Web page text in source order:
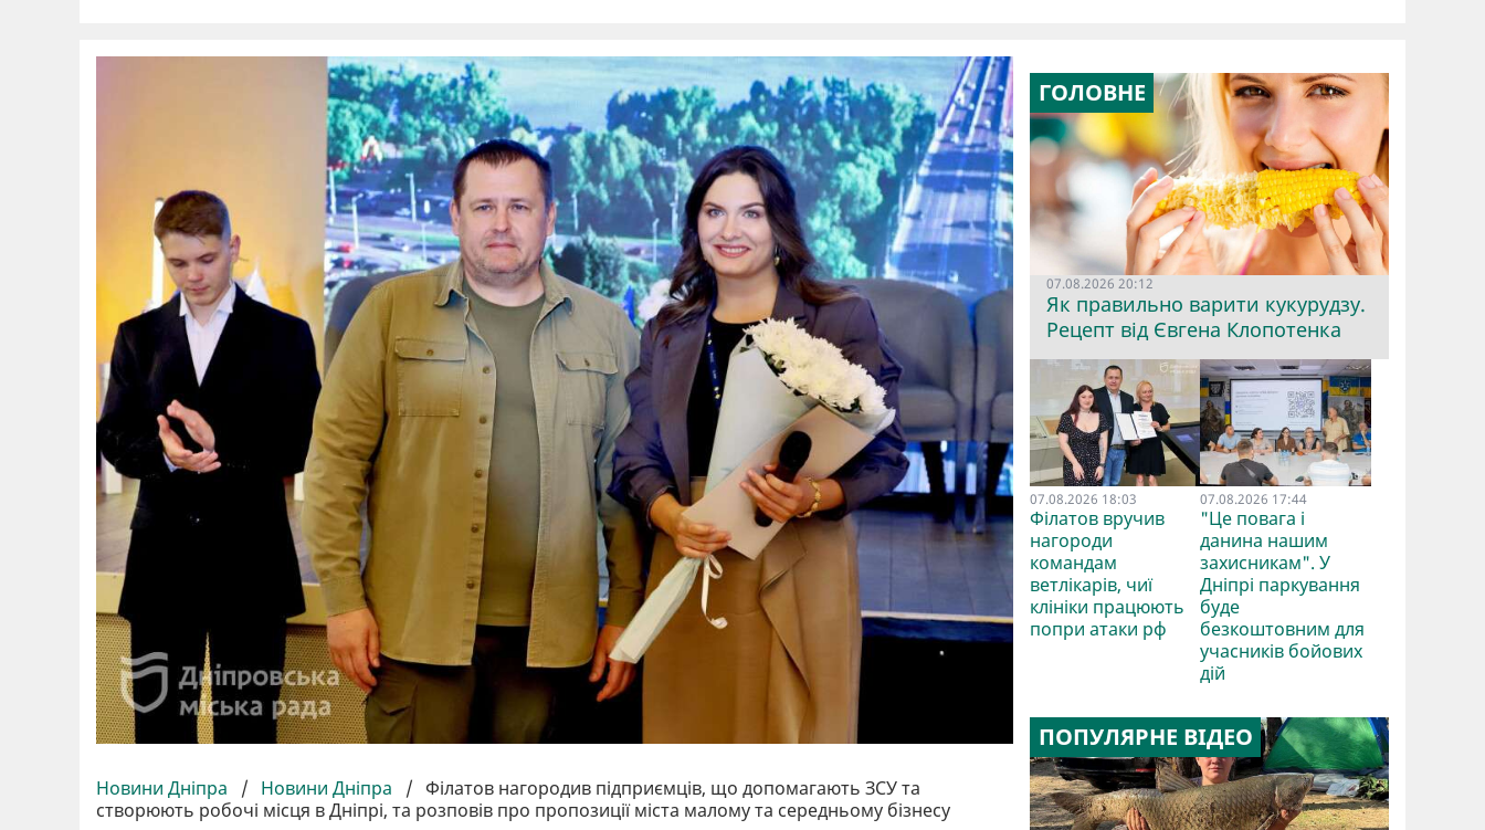
Новини Дніпра / Новини Дніпра / Філатов нагородив підприємців, що допомагають ЗСУ та
створюють робочі місця в Дніпрі, та розповів про пропозиції міста малому та середньому бізнесу
ГОЛОВНЕ
07.08.2026 20:12
Як правильно варити кукурудзу.
Рецепт від Євгена Клопотенка
07.08.2026 18:03
Філатов вручив
нагороди
командам
ветлікарів, чиї
клініки працюють
попри атаки рф
07.08.2026 17:44
"Це повага і
данина нашим
захисникам". У
Дніпрі паркування
буде
безкоштовним для
учасників бойових
дій
ПОПУЛЯРНЕ ВІДЕО